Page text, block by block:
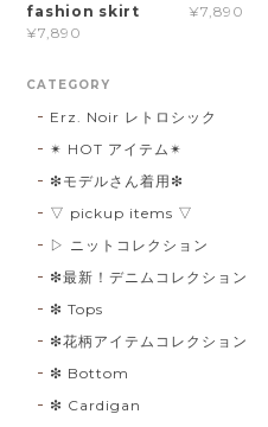
fashion skirt
¥7,890
¥7,890
CATEGORY
Erz. Noir レトロシック
✴︎ HOT アイテム✴︎
❇︎モデルさん着用❇︎
▽ pickup items ▽
▷ ニットコレクション
❇︎最新！デニムコレクション
❇︎ Tops
❇︎花柄アイテムコレクション
❇︎ Bottom
❇︎ Cardigan